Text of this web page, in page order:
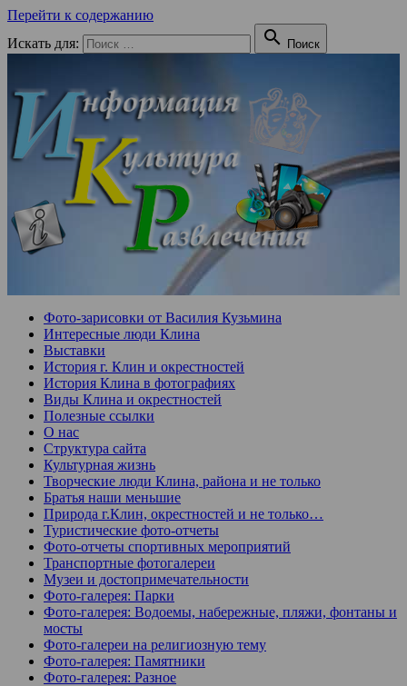
Перейти к содержанию
Искать для:
 Поиск
Фото-зарисовки от Василия Кузьмина
Интересные люди Клина
Выставки
История г. Клин и окрестностей
История Клина в фотографиях
Виды Клина и окрестностей
Полезные ссылки
О нас
Структура сайта
Культурная жизнь
Творческие люди Клина, района и не только
Братья наши меньшие
Природа г.Клин, окрестностей и не только…
Туристические фото-отчеты
Фото-отчеты спортивных мероприятий
Транспортные фотогалереи
Музеи и достопримечательности
Фото-галерея: Парки
Фото-галерея: Водоемы, набережные, пляжи, фонтаны и
мосты
Фото-галереи на религиозную тему
Фото-галерея: Памятники
Фото-галерея: Разное